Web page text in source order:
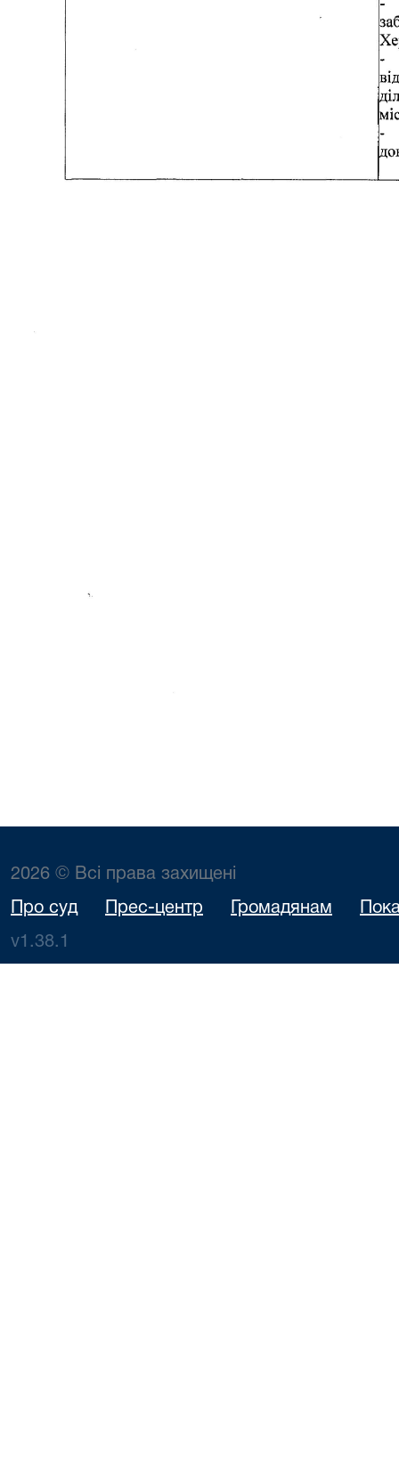
2026 © Всі права захищені
Про суд Прес-центр Громадянам
v1.38.1